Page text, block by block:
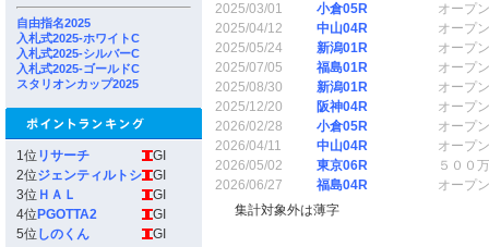
自由指名2025
入札式2025-ホワイトC
入札式2025-シルバーC
入札式2025-ゴールドC
スタリオンカップ2025
1位 リサーチ
GI
2位ジェンティルトシ
GI
3位 ＨＡＬ
GI
4位 PGOTTA2
GI
5位 しのくん
GI
2025/03/01
小倉05R
オープン
2025/04/12
中山04R
オープン
2025/05/24
新潟01R
オープン
2025/07/05
福島01R
オープン
2025/08/30
新潟01R
オープン
2025/12/20
阪神04R
オープン
2026/02/28
小倉05R
オープン
2026/04/11
中山04R
オープン
2026/05/02
東京06R
５００
2026/06/27
福島04R
オープン
集計対象外は薄字